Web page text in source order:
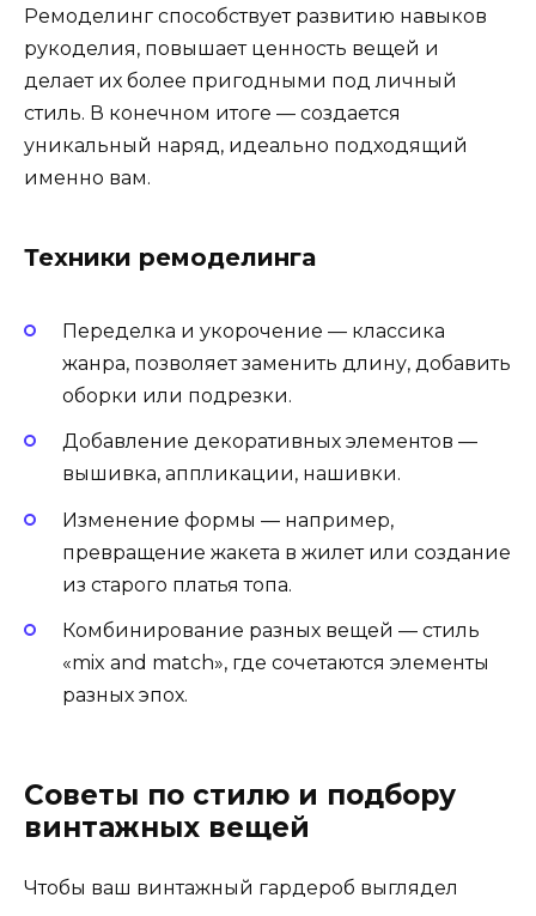
Ремоделинг способствует развитию навыков
рукоделия, повышает ценность вещей и
делает их более пригодными под личный
стиль. В конечном итоге — создается
уникальный наряд, идеально подходящий
именно вам.
Техники ремоделинга
Переделка и укорочение — классика
жанра, позволяет заменить длину, добавить
оборки или подрезки.
Добавление декоративных элементов —
вышивка, аппликации, нашивки.
Изменение формы — например,
превращение жакета в жилет или создание
из старого платья топа.
Комбинирование разных вещей — стиль
«mix and match», где сочетаются элементы
разных эпох.
Советы по стилю и подбору
винтажных вещей
Чтобы ваш винтажный гардероб выглядел